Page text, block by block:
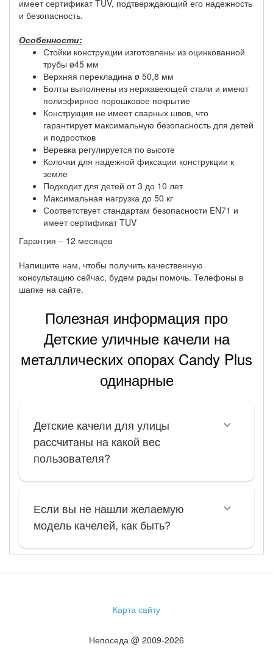
имеет сертификат TUV, подтверждающий его надежность
и безопасность.
Особенности:
Стойки конструкции изготовлены из оцинкованной
трубы ø45 мм
Верхняя перекладина ø 50,8 мм
Болты выполнены из нержавеющей стали и имеют
полиэфирное порошковое покрытие
Конструкция не имеет сварных швов, что
гарантирует максимальную безопасность для детей
и подростков
Веревка регулируется по высоте
Колочки для надежной фиксации конструкции к
земле
Подходит для детей от 3 до 10 лет
Максимальная нагрузка до 50 кг
Соответствует стандартам безопасности EN71 и
имеет сертификат TUV
Гарантия – 12 месяцев
Напишите нам, чтобы получить качественную
консультацию сейчас, будем рады помочь. Телефоны в
шапке на сайте.
Полезная информация про
Детские уличные качели на
металлических опорах Candy Plus
одинарные
Детские качели для улицы
рассчитаны на какой вес
пользователя?
Если вы не нашли желаемую
модель качелей, как быть?
Карта сайту
Непоседа @ 2009-2026